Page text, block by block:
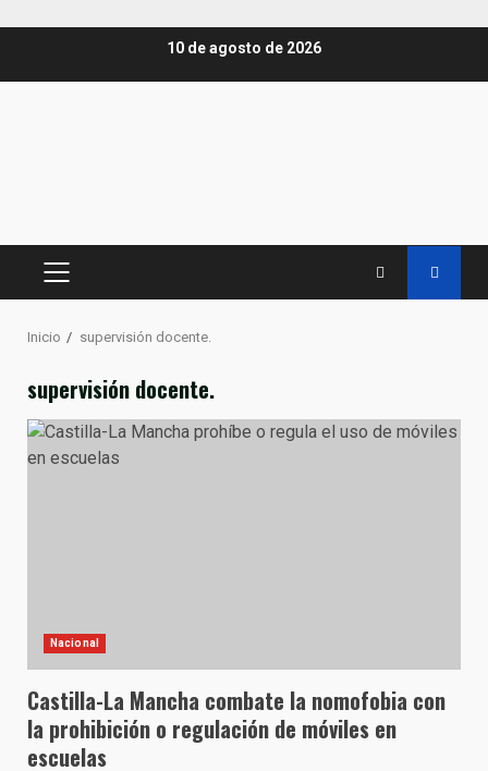
10 de agosto de 2026
MENÚ
Inicio supervisión docente.
supervisión docente.
Nacional
Castilla-La Mancha combate la nomofobia con
la prohibición o regulación de móviles en
escuelas